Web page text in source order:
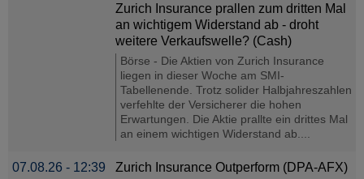
Zurich Insurance prallen zum dritten Mal
an wichtigem Widerstand ab - droht
weitere Verkaufswelle? (Cash)
Börse - Die Aktien von Zurich Insurance
liegen in dieser Woche am SMI-
Tabellenende. Trotz solider Halbjahreszahlen
verfehlte der Versicherer die hohen
Erwartungen. Die Aktie prallte ein drittes Mal
an einem wichtigen Widerstand ab....
07.08.26 - 12:39 Zurich Insurance Outperform (DPA-AFX)